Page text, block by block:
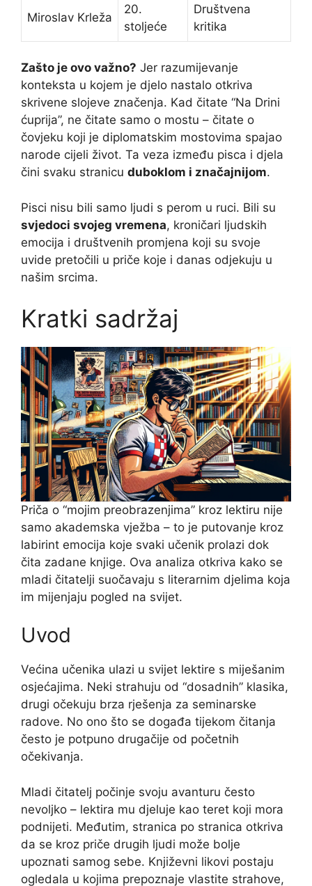
Miroslav Krleža
20.
stoljeće
Društvena
kritika
Zašto je ovo važno? Jer razumijevanje
konteksta u kojem je djelo nastalo otkriva
skrivene slojeve značenja. Kad čitate “Na Drini
ćuprija”, ne čitate samo o mostu – čitate o
čovjeku koji je diplomatskim mostovima spajao
narode cijeli život. Ta veza između pisca i djela
čini svaku stranicu duboklom i značajnijom.
Pisci nisu bili samo ljudi s perom u ruci. Bili su
svjedoci svojeg vremena, kroničari ljudskih
emocija i društvenih promjena koji su svoje
uvide pretočili u priče koje i danas odjekuju u
našim srcima.
Kratki sadržaj
Priča o “mojim preobrazenjima” kroz lektiru nije
samo akademska vježba – to je putovanje kroz
labirint emocija koje svaki učenik prolazi dok
čita zadane knjige. Ova analiza otkriva kako se
mladi čitatelji suočavaju s literarnim djelima koja
im mijenjaju pogled na svijet.
Uvod
Većina učenika ulazi u svijet lektire s miješanim
osjećajima. Neki strahuju od “dosadnih” klasika,
drugi očekuju brza rješenja za seminarske
radove. No ono što se događa tijekom čitanja
često je potpuno drugačije od početnih
očekivanja.
Mladi čitatelj počinje svoju avanturu često
nevoljko – lektira mu djeluje kao teret koji mora
podnijeti. Međutim, stranica po stranica otkriva
da se kroz priče drugih ljudi može bolje
upoznati samog sebe. Književni likovi postaju
ogledala u kojima prepoznaje vlastite strahove,